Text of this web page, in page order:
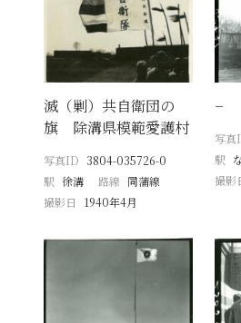
滅（剿）共自衛団の
旗 除溝県模範愛護村
写真ID 3804-035726-0
駅 徐溝 路線 同蒲線
撮影日
1940年4月
−
写真
駅
撮影